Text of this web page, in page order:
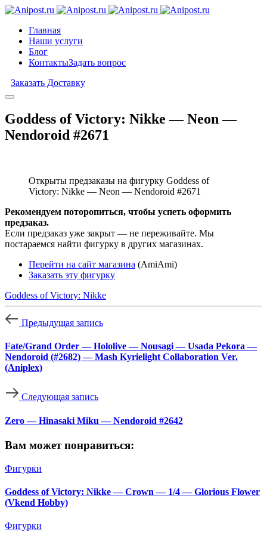
Главная
Наши услуги
Блог
КонтактыЗадать вопрос
Заказать Доставку
Goddess of Victory: Nikke — Neon —
Nendoroid #2671
Открыты предзаказы на фигурку Goddess of
Victory: Nikke — Neon — Nendoroid #2671
Рекомендуем поторопиться, чтобы успеть оформить
предзаказ.
Если предзаказ уже закрыт — не переживайте. Мы
постараемся найти фигурку в других магазинах.
Перейти на сайт магазина (AmiAmi)
Заказать эту фигурку
Goddess of Victory: Nikke
Предыдущая запись
Fate/Grand Order — Hololive — Nousagi — Usada Pekora —
Nendoroid (#2682) — Mash Kyrielight Collaboration Ver.
(Aniplex)
Следующая запись
Zero — Hinasaki Miku — Nendoroid #2642
Вам может понравиться:
Фигурки
Goddess of Victory: Nikke — Crown — 1/4 — Glorious Flower
(Vkend Hobby)
Фигурки